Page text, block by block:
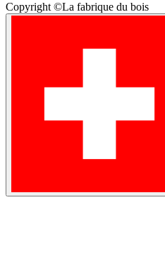
Copyright ©La fabrique du bois